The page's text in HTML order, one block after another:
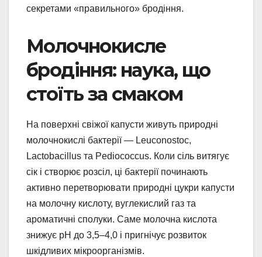
секретами «правильного» бродіння.
Молочнокисле
бродіння: наука, що
стоїть за смаком
На поверхні свіжої капусти живуть природні
молочнокислі бактерії — Leuconostoc,
Lactobacillus та Pediococcus. Коли сіль витягує
сік і створює розсіл, ці бактерії починають
активно перетворювати природні цукри капусти
на молочну кислоту, вуглекислий газ та
ароматичні сполуки. Саме молочна кислота
знижує pH до 3,5–4,0 і пригнічує розвиток
шкідливих мікроорганізмів.